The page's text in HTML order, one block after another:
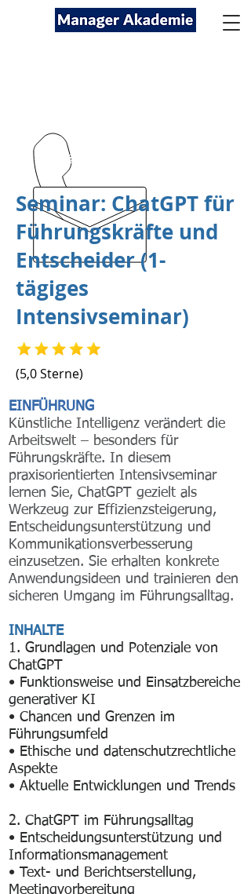
kontakt@managerakademie.com
Seminar: ChatGPT für
Führungskräfte und
Entscheider (1-
tägiges
Intensivseminar)
(5,0 Sterne)
EINFÜHRUNG
Künstliche Intelligenz verändert die
Arbeitswelt – besonders für
Führungskräfte. In diesem
praxisorientierten Intensivseminar
lernen Sie, ChatGPT gezielt als
Werkzeug zur Effizienzsteigerung,
Entscheidungsunterstützung und
Kommunikationsverbesserung
einzusetzen. Sie erhalten konkrete
Anwendungsideen und trainieren den
sicheren Umgang im Führungsalltag.
INHALTE
1. Grundlagen und Potenziale von
ChatGPT
• Funktionsweise und Einsatzbereiche
generativer KI
• Chancen und Grenzen im
Führungsumfeld
• Ethische und datenschutzrechtliche
Aspekte
• Aktuelle Entwicklungen und Trends
2. ChatGPT im Führungsalltag
• Entscheidungsunterstützung und
Informationsmanagement
• Text- und Berichtserstellung,
Meetingvorbereitung